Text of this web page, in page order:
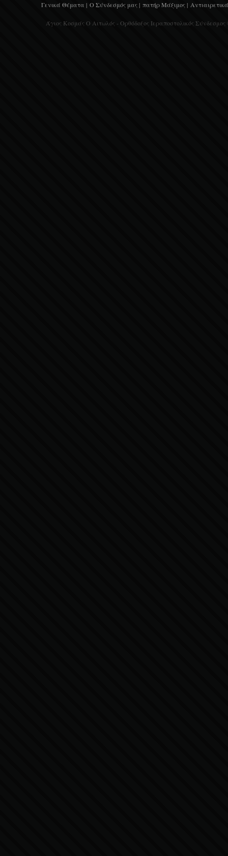
Γενικά Θέματα | Ο Σύνδεσμός μας | πατήρ Μάξιμος |
Άγιος Κοσμάς Ο Αιτωλός - Ορθόδοξος Ιεραποστολικός